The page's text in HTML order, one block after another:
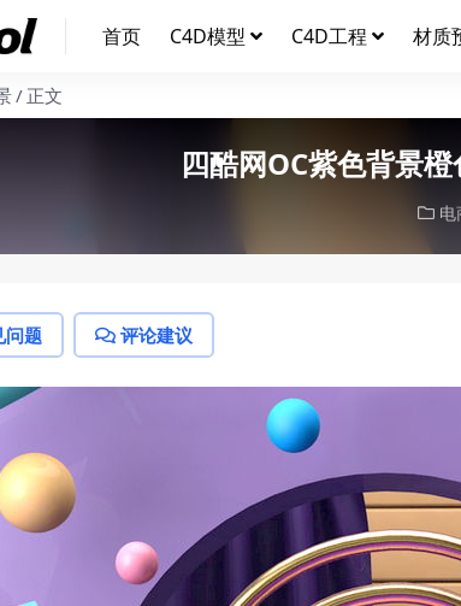
首页 C4D模型 C4D工程 材质
正文
四酷网OC紫色背景
问题 评论建议